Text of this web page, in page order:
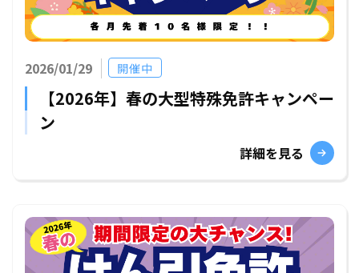
2026/01/29 開催中
【2026年】春の大型特殊免許キャンペー
ン
詳細を見る